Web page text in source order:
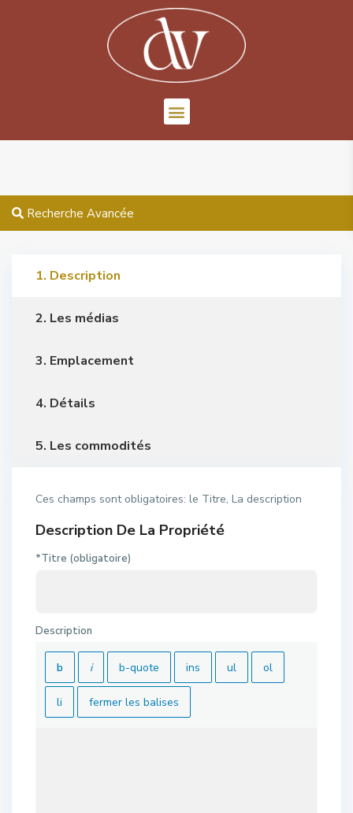
Recherche Avancée
1. Description
2. Les médias
3. Emplacement
4. Détails
5. Les commodités
Ces champs sont obligatoires: le Titre, La description
Description De La Propriété
*Titre (obligatoire)
Description